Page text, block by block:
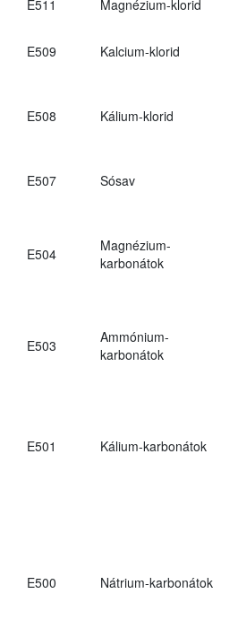
E511
Magnézium-klorid
E509 Kalcium-klorid
E508 Kálium-klorid
E507 Sósav
E504
Magnézium-
karbonátok
E503
Ammónium-
karbonátok
E501 Kálium-karbonátok
E500 Nátrium-karbonátok